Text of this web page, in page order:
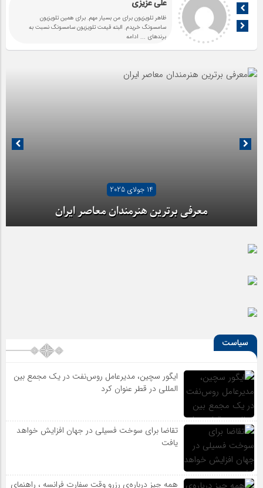
علی عزیزی
ظاهر تلویزیون برای من بسیار مهم. برای همین تلویزیون
سامسونگ خریدم. البته قیمت تلویزیون سامسونگ نسبت به
برندهای ... ادامه
14 جولای 2025
معرفی برترین هنرمندان معاصر ایران
سیاست
ایگور سچین، مدیرعامل روس‌نفت در یک مجمع بین
المللی در قطر عنوان کرد
تقاضا برای سوخت فسیلی در جهان افزایش خواهد
یافت
همه چیز درباره‌ی رزرو وقت سفارت فرانسه ، راهنمای